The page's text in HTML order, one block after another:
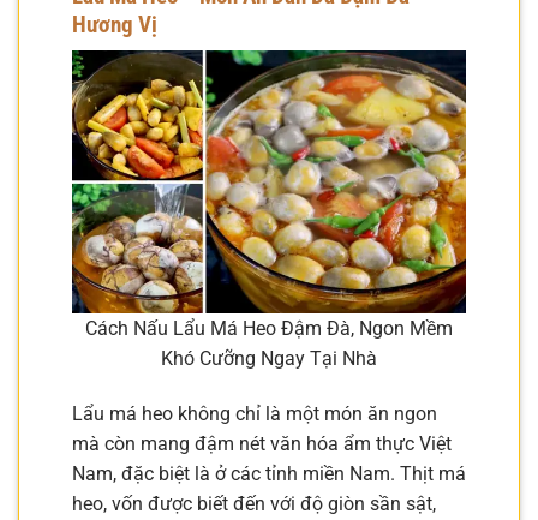
Hương Vị
Cách Nấu Lẩu Má Heo Đậm Đà, Ngon Mềm
Khó Cưỡng Ngay Tại Nhà
Lẩu má heo không chỉ là một món ăn ngon
mà còn mang đậm nét văn hóa ẩm thực Việt
Nam, đặc biệt là ở các tỉnh miền Nam. Thịt má
heo, vốn được biết đến với độ giòn sần sật,